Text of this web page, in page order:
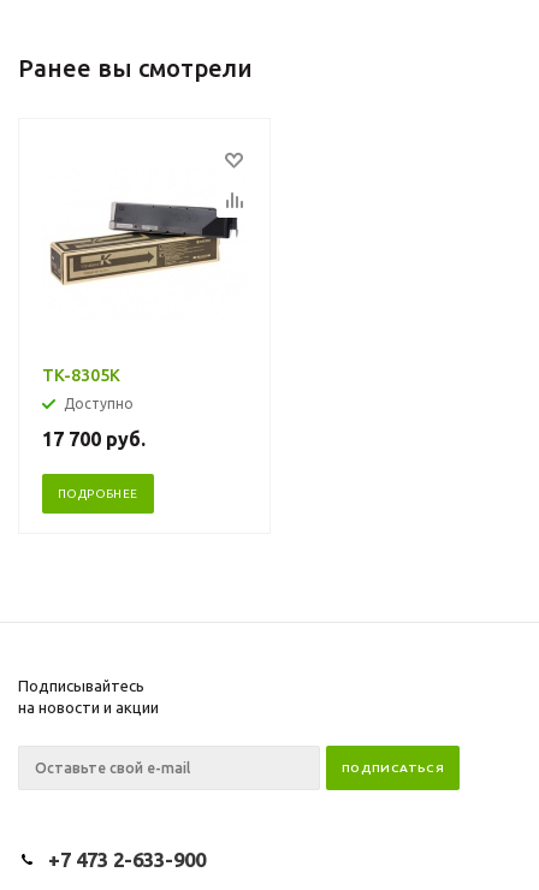
Ранее вы смотрели
TK-8305K
Доступно
17 700 руб.
ПОДРОБНЕЕ
Подписывайтесь
на новости и акции
+7 473 2-633-900